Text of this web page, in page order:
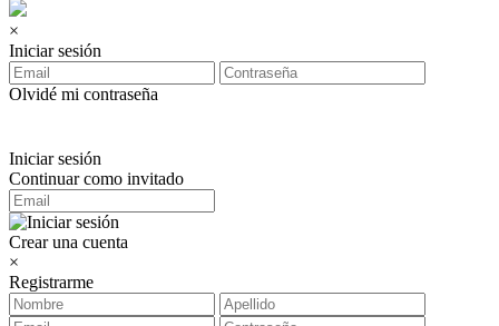
×
Iniciar sesión
Olvidé mi contraseña
Iniciar sesión
Continuar como invitado
Crear una cuenta
×
Registrarme